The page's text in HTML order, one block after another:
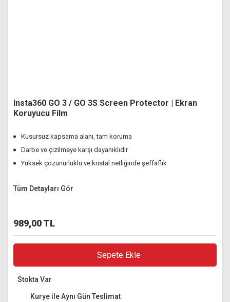
Insta360 GO 3 / GO 3S Screen Protector | Ekran
Koruyucu Film
Kusursuz kapsama alanı, tam koruma
Darbe ve çizilmeye karşı dayanıklıdır
Yüksek çözünürlüklü ve kristal netliğinde şeffaflık
Tüm Detayları Gör
989,00 TL
Sepete Ekle
Stokta Var
Kurye ile Aynı Gün Teslimat